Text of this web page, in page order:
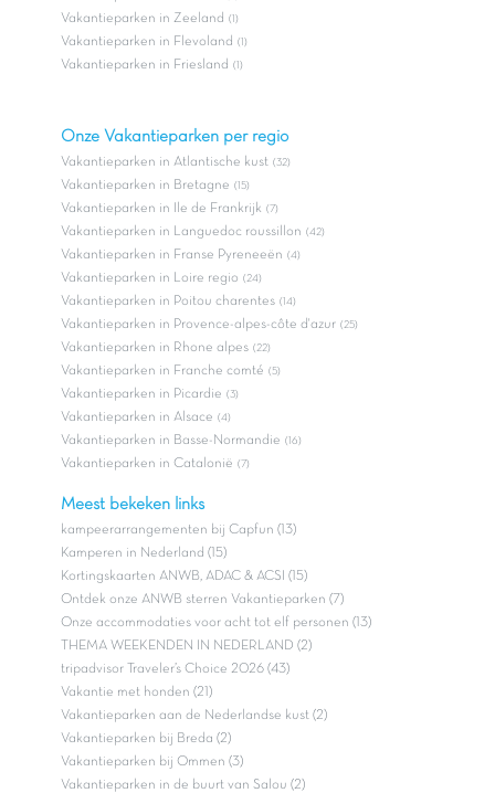
Vakantieparken in Zeeland (1)
Vakantieparken in Flevoland (1)
Vakantieparken in Friesland (1)
Onze Vakantieparken per regio
Vakantieparken in Atlantische kust (32)
Vakantieparken in Bretagne (15)
Vakantieparken in Ile de Frankrijk (7)
Vakantieparken in Languedoc roussillon (42)
Vakantieparken in Franse Pyreneeën (4)
Vakantieparken in Loire regio (24)
Vakantieparken in Poitou charentes (14)
Vakantieparken in Provence-alpes-côte d'azur (25)
Vakantieparken in Rhone alpes (22)
Vakantieparken in Franche comté (5)
Vakantieparken in Picardie (3)
Vakantieparken in Alsace (4)
Vakantieparken in Basse-Normandie (16)
Vakantieparken in Catalonië (7)
Meest bekeken links
kampeerarrangementen bij Capfun (13)
Kamperen in Nederland (15)
Kortingskaarten ANWB, ADAC & ACSI (15)
Ontdek onze ANWB sterren Vakantieparken (7)
Onze accommodaties voor acht tot elf personen (13)
THEMA WEEKENDEN IN NEDERLAND (2)
tripadvisor Traveler’s Choice 2026 (43)
Vakantie met honden (21)
Vakantieparken aan de Nederlandse kust (2)
Vakantieparken bij Breda (2)
Vakantieparken bij Ommen (3)
Vakantieparken in de buurt van Salou (2)